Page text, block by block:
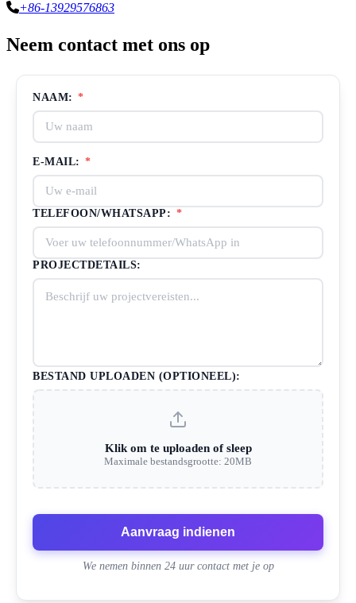
+86-13929576863
Neem contact met ons op
NAAM: *
E-MAIL: *
TELEFOON/WHATSAPP: *
PROJECTDETAILS:
BESTAND UPLOADEN (OPTIONEEL):
Klik om te uploaden of sleep
Maximale bestandsgrootte: 20MB
Aanvraag indienen
We nemen binnen 24 uur contact met je op